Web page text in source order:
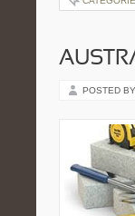
POSTED